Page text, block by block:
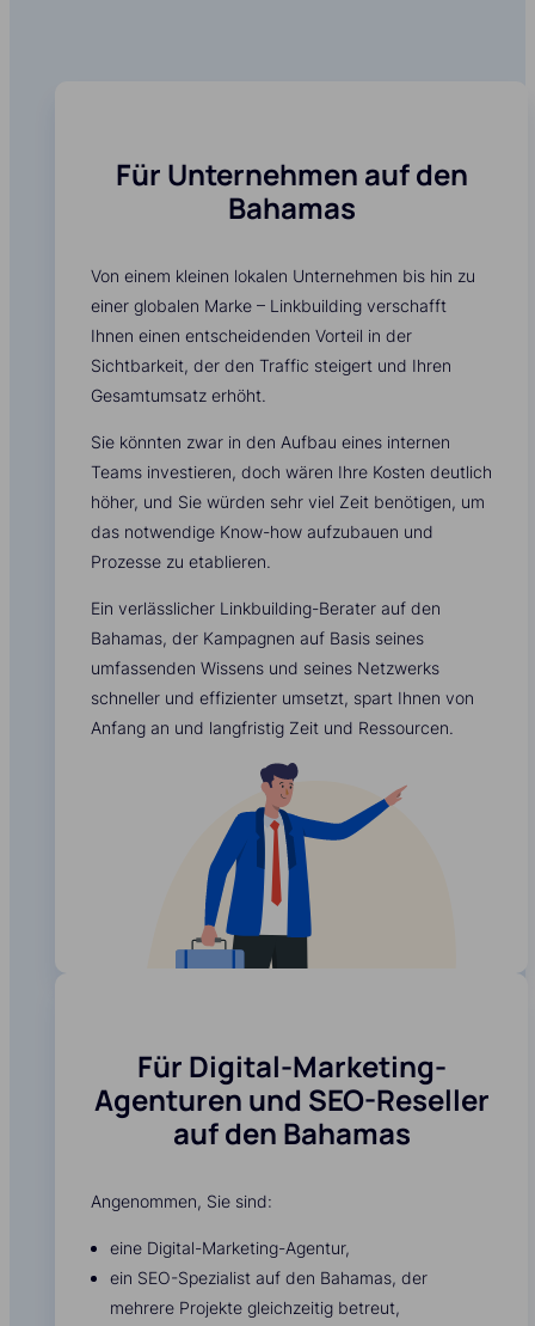
Für Unternehmen auf den
Bahamas
Von einem kleinen lokalen Unternehmen bis hin zu
einer globalen Marke – Linkbuilding verschafft
Ihnen einen entscheidenden Vorteil in der
Sichtbarkeit, der den Traffic steigert und Ihren
Gesamtumsatz erhöht.
Sie könnten zwar in den Aufbau eines internen
Teams investieren, doch wären Ihre Kosten deutlich
höher, und Sie würden sehr viel Zeit benötigen, um
das notwendige Know-how aufzubauen und
Prozesse zu etablieren.
Ein verlässlicher Linkbuilding-Berater auf den
Bahamas, der Kampagnen auf Basis seines
umfassenden Wissens und seines Netzwerks
schneller und effizienter umsetzt, spart Ihnen von
Anfang an und langfristig Zeit und Ressourcen.
Für Digital-Marketing-
Agenturen und SEO-Reseller
auf den Bahamas
Angenommen, Sie sind:
eine Digital-Marketing-Agentur,
ein SEO-Spezialist auf den Bahamas, der
mehrere Projekte gleichzeitig betreut,